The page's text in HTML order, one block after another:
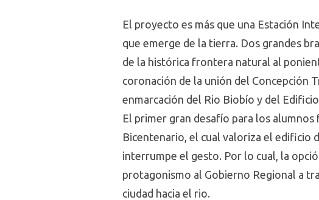
El proyecto es más que una Estación
que emerge de la tierra. Dos grandes
de la histórica frontera natural al
coronación de la unión del Concepción
enmarcación del Rio Biobío y del
El primer gran desafío para los
Bicentenario, el cual valoriza el edificio
interrumpe el gesto. Por lo cual, la
protagonismo al Gobierno Regional a
ciudad hacia el rio.